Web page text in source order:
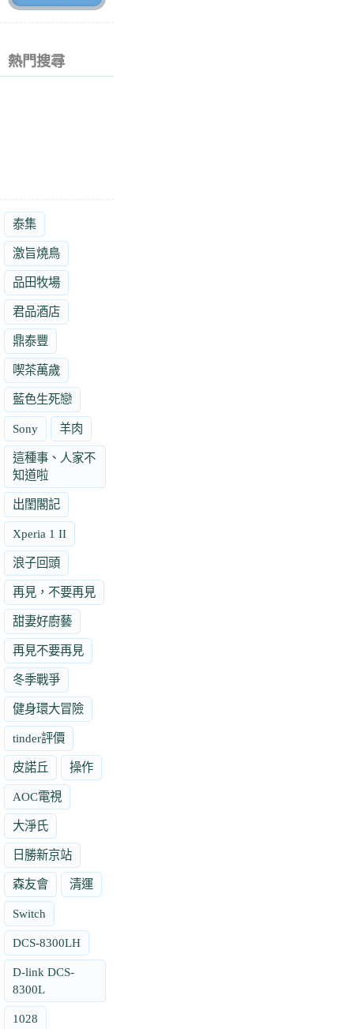
熱門搜尋
泰集
激旨燒鳥
品田牧場
君品酒店
鼎泰豐
喫茶萬歲
藍色生死戀
Sony 羊肉
這種事、人家不
知道啦
出閨閣記
Xperia 1 II
浪子回頭
再見，不要再見
甜妻好廚藝
再見不要再見
冬季戰爭
健身環大冒險
tinder評價
皮諾丘 操作
AOC電視
大淨氏
日勝新京站
森友會 清運
Switch
DCS-8300LH
D-link DCS-
8300L
1028